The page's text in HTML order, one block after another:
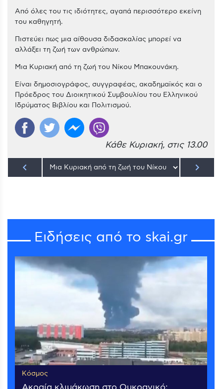
Από όλες του τις ιδιότητες, αγαπά περισσότερο εκείνη
του καθηγητή.
Πιστεύει πως μια αίθουσα διδασκαλίας μπορεί να
αλλάξει τη ζωή των ανθρώπων.
Μια Κυριακή από τη ζωή του Νίκου Μπακουνάκη.
Είναι δημοσιογράφος, συγγραφέας, ακαδημαϊκός και o
Πρόεδρος του Διοικητικού Συμβουλίου του Ελληνικού
Ιδρύματος Βιβλίου και Πολιτισμού.
Κάθε Κυριακή, στις 13.00
keyboard_arrow_left keyboard_arrow_right
Ειδήσεις από το skai.gr
Κόσμος